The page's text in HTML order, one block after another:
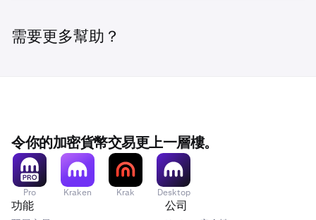
需要更多幫助？
令你的加密貨幣交易更上一層樓。
Pro Kraken Krak Desktop
功能 公司